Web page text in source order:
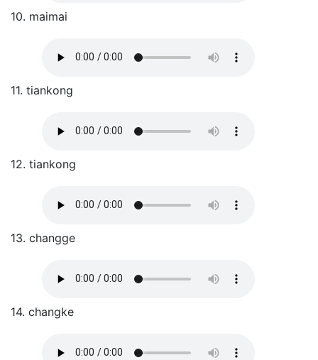
10. maimai
11. tiankong
12. tiankong
13. changge
14. changke